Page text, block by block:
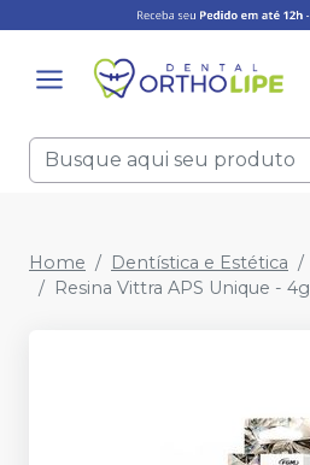
Home Dentística e Estética
Resina Vittra APS Unique - 4g